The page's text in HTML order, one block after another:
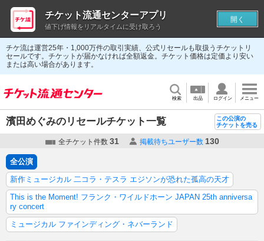
チケ流は運営25年・1,000万件の取引実績、公式リセールも取扱うチケットリ
セールです。チケットが届かなければ全額返金。チケット価格は定価より安い
または高い場合があります。
検索 出品 ログイン メニュー
濱田めぐみのリセールチケット一覧
この公演の
チケットを売る
全チケット件数 31 掲載待ちユーザー数 130
全公演
新作ミュージカル 二コラ・テスラ エジソンが恐れた孤高の天才
This is the Moment! フランク・ワイルドホーン JAPAN 25th anniversa
ry concert
ミュージカル ファインディング・ネバーランド
チケット流通センターアプリ
値下げ情報をリアルタイムに受け取ろう
開く